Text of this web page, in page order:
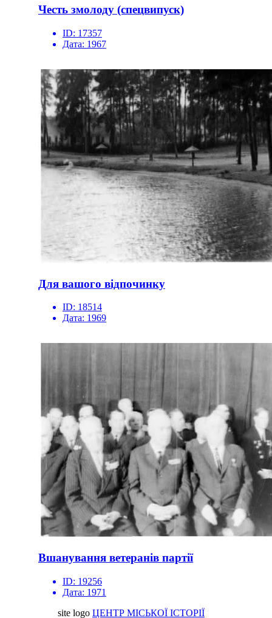
Честь змолоду (спецвипуск)
ID: 17357
Дата: 1967
Для вашого відпочинку
ID: 18514
Дата: 1969
Вшанування ветеранів партії
ID: 19256
Дата: 1971
site logo ЦЕНТР МІСЬКОЇ ІСТОРІЇ